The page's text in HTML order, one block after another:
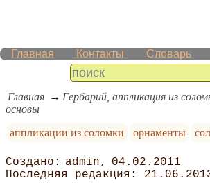
Главная Контакты Словарь
Главная Гербарий, аппликация из
основы
аппликации из соломки
орнаменты
admin
04.02.2011